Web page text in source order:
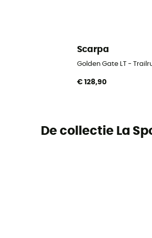
Scarpa
Golden Gate LT -
€ 128,90
De collectie La